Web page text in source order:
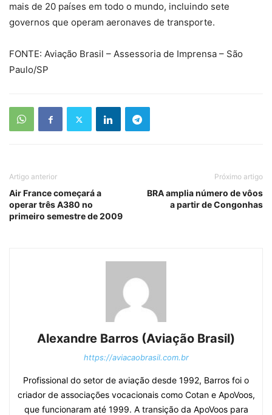
mais de 20 países em todo o mundo, incluindo sete
governos que operam aeronaves de transporte.
FONTE: Aviação Brasil – Assessoria de Imprensa – São
Paulo/SP
Artigo anterior
Air France começará a
operar três A380 no
primeiro semestre de 2009
Próximo artigo
BRA amplia número de vôos
a partir de Congonhas
Alexandre Barros (Aviação Brasil)
https://aviacaobrasil.com.br
Profissional do setor de aviação desde 1992, Barros foi o
criador de associações vocacionais como Cotan e ApoVoos,
que funcionaram até 1999. A transição da ApoVoos para